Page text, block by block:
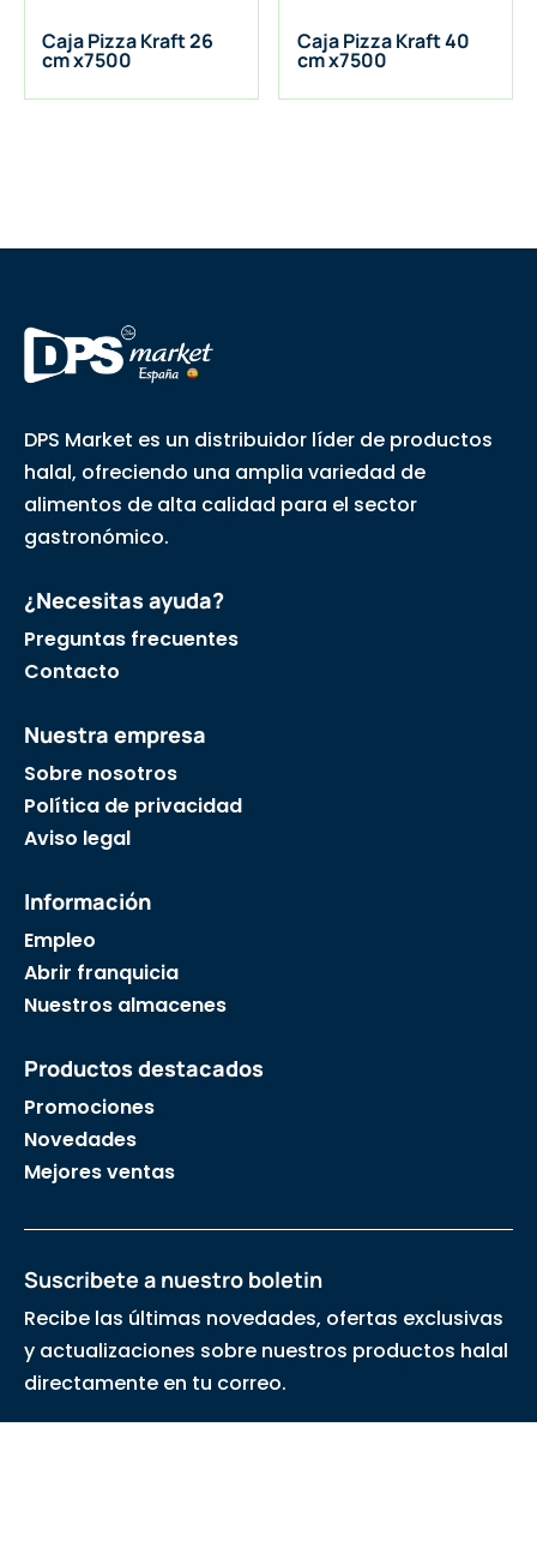
Caja Pizza Kraft 26
cm x7500
Caja Pizza Kraft 40
cm x7500
DPS Market es un distribuidor líder de productos
halal, ofreciendo una amplia variedad de
alimentos de alta calidad para el sector
gastronómico.
¿Necesitas ayuda?
Preguntas frecuentes
Contacto
Nuestra empresa
Sobre nosotros
Política de privacidad
Aviso legal
Información
Empleo
Abrir franquicia
Nuestros almacenes
Productos destacados
Promociones
Novedades
Mejores ventas
Suscribete a nuestro boletin
Recibe las últimas novedades, ofertas exclusivas
y actualizaciones sobre nuestros productos halal
directamente en tu correo.